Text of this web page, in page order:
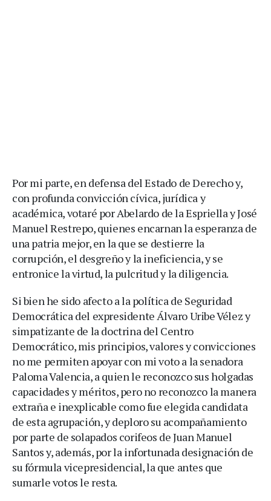
Por mi parte, en defensa del Estado de Derecho y,
con profunda convicción cívica, jurídica y
académica, votaré por Abelardo de la Espriella y José
Manuel Restrepo, quienes encarnan la esperanza de
una patria mejor, en la que se destierre la
corrupción, el desgreño y la ineficiencia, y se
entronice la virtud, la pulcritud y la diligencia.
Si bien he sido afecto a la política de Seguridad
Democrática del expresidente Álvaro Uribe Vélez y
simpatizante de la doctrina del Centro
Democrático, mis principios, valores y convicciones
no me permiten apoyar con mi voto a la senadora
Paloma Valencia, a quien le reconozco sus holgadas
capacidades y méritos, pero no reconozco la manera
extraña e inexplicable como fue elegida candidata
de esta agrupación, y deploro su acompañamiento
por parte de solapados corifeos de Juan Manuel
Santos y, además, por la infortunada designación de
su fórmula vicepresidencial, la que antes que
sumarle votos le resta.